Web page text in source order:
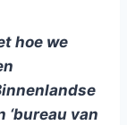
hoe we
‘bureau van